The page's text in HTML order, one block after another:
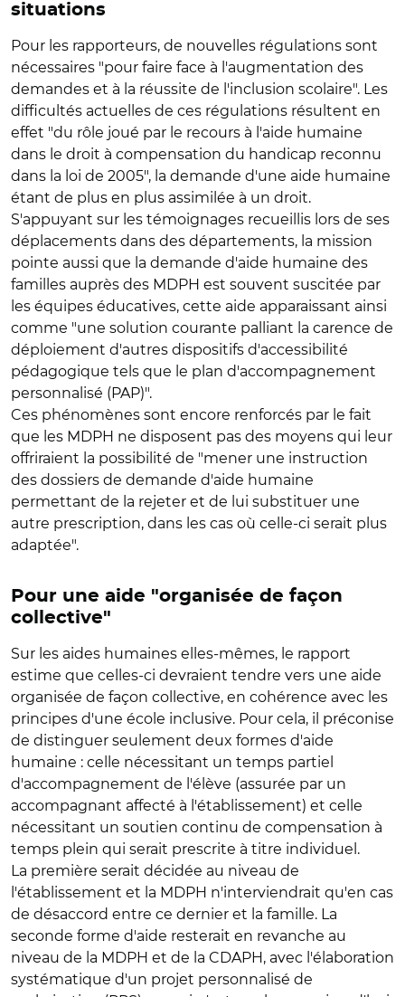
situations
Pour les rapporteurs, de nouvelles régulations sont
nécessaires "pour faire face à l'augmentation des
demandes et à la réussite de l'inclusion scolaire". Les
difficultés actuelles de ces régulations résultent en
effet "du rôle joué par le recours à l'aide humaine
dans le droit à compensation du handicap reconnu
dans la loi de 2005", la demande d'une aide humaine
étant de plus en plus assimilée à un droit.
S'appuyant sur les témoignages recueillis lors de ses
déplacements dans des départements, la mission
pointe aussi que la demande d'aide humaine des
familles auprès des MDPH est souvent suscitée par
les équipes éducatives, cette aide apparaissant ainsi
comme "une solution courante palliant la carence de
déploiement d'autres dispositifs d'accessibilité
pédagogique tels que le plan d'accompagnement
personnalisé (PAP)".
Ces phénomènes sont encore renforcés par le fait
que les MDPH ne disposent pas des moyens qui leur
offriraient la possibilité de "mener une instruction
des dossiers de demande d'aide humaine
permettant de la rejeter et de lui substituer une
autre prescription, dans les cas où celle-ci serait plus
adaptée".
Pour une aide "organisée de façon
collective"
Sur les aides humaines elles-mêmes, le rapport
estime que celles-ci devraient tendre vers une aide
organisée de façon collective, en cohérence avec les
principes d'une école inclusive. Pour cela, il préconise
de distinguer seulement deux formes d'aide
humaine : celle nécessitant un temps partiel
d'accompagnement de l'élève (assurée par un
accompagnant affecté à l'établissement) et celle
nécessitant un soutien continu de compensation à
temps plein qui serait prescrite à titre individuel.
La première serait décidée au niveau de
l'établissement et la MDPH n'interviendrait qu'en cas
de désaccord entre ce dernier et la famille. La
seconde forme d'aide resterait en revanche au
niveau de la MDPH et de la CDAPH, avec l'élaboration
systématique d'un projet personnalisé de